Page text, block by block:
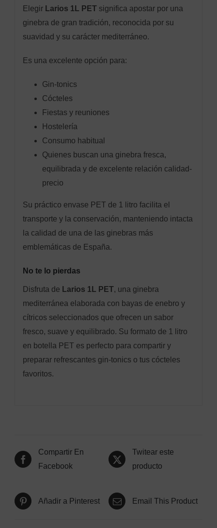
Elegir Larios 1L PETsignifica apostar por una
ginebra de gran tradición, reconocida por su
suavidad y su carácter mediterráneo.
Es una excelente opción para:
Gin-tonics
Cócteles
Fiestas y reuniones
Hostelería
Consumo habitual
Quienes buscan una ginebra fresca,
equilibrada y de excelente relación calidad-
precio
Su práctico envase PET de 1 litro facilita el
transporte y la conservación, manteniendo intacta
la calidad de una de las ginebras más
emblemáticas de España.
No te lo pierdas
Disfruta de Larios 1L PET, una ginebra
mediterránea elaborada con bayas de enebro y
cítricos seleccionados que ofrecen un sabor
fresco, suave y equilibrado. Su formato de 1 litro
en botella PET es perfecto para compartir y
preparar refrescantes gin-tonics o tus cócteles
favoritos.
Compartir En
Facebook
Twitear este
producto
Añadir a Pinterest Email This Product